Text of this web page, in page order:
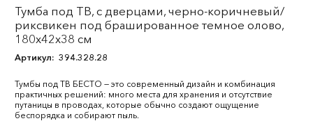
Тумба под ТВ, с дверцами, черно-коричневый/
риксвикен под брашированное темное олово,
180x42x38 см
Артикул: 394.328.28
Тумбы под ТВ БЕСТО — это современный дизайн и комбинация
практичных решений: много места для хранения и отсутствие
путаницы в проводах, которые обычно создают ощущение
беспорядка и собирают пыль.